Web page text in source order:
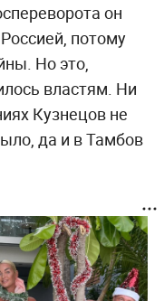
он
потому
Но это,
властям. Ни
Кузнецов не
да и в Тамбов